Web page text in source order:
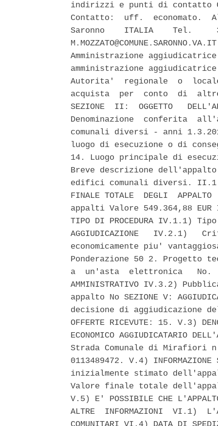
indirizzi e punti di contatto
Contatto:  uff.  economato.
Saronno    ITALIA    Tel.
Amministrazione aggiudicatrice
amministrazione
Autorita'  regionale  o
acquista  per  conto  di
SEZIONE  II:  OGGETTO
Denominazione  conferita
comunali diversi - anni
luogo di esecuzione o di
14. Luogo principale di
Breve descrizione
edifici comunali diversi.
FINALE TOTALE  DEGLI
appalti Valore 549.364,88 EUR
TIPO DI PROCEDURA IV.1.1)
AGGIUDICAZIONE   IV.2.1)
economicamente piu'
Ponderazione 50 2. Progetto
a  un'asta  elettronica   No.
AMMINISTRATIVO IV.3.2)
appalto No SEZIONE V:
decisione di aggiudicazione
OFFERTE RICEVUTE: 15. V.3)
ECONOMICO AGGIUDICATARIO
Strada Comunale di Mirafiori
0113489472. V.4)
inizialmente stimato
Valore finale totale
V.5) E' POSSIBILE CHE
ALTRE  INFORMAZIONI  VI.1)